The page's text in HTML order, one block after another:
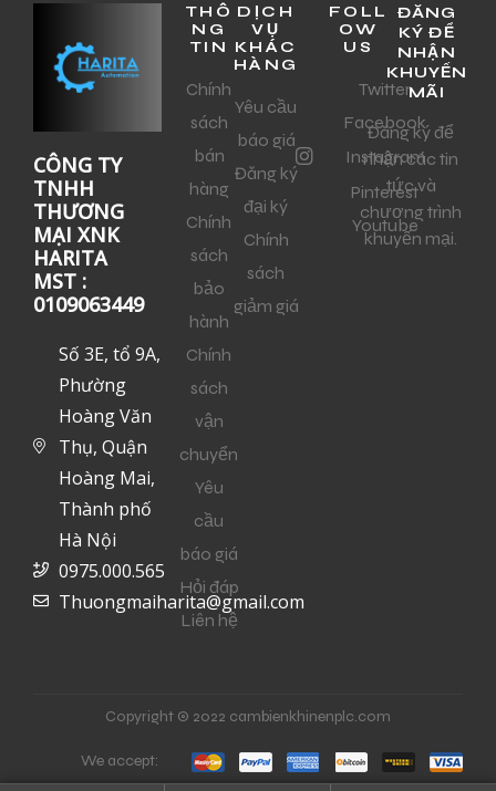
CÔNG TY
TNHH
THƯƠNG
MẠI XNK
HARITA
MST :
0109063449
Số 3E, tổ 9A,
Phường
Hoàng Văn
Thụ, Quận
Hoàng Mai,
Thành phố
Hà Nội
0975.000.565
Thuongmaiharita@gmail.com
THÔ
NG
TIN
Chính
sách
bán
hàng
Chính
sách
bảo
hành
Chính
sách
vận
chuyển
Yêu
cầu
báo giá
Hỏi đáp
Liên hệ
DỊCH
VỤ
KHÁC
HÀNG
Yêu cầu
báo giá
Đăng ký
đại ký
Chính
sách
giảm giá
FOLL
OW
US
Twitter
Facebook
Instagram
Pinterest
Youtube
ĐĂNG
KÝ ĐỂ
NHẬN
KHUYẾN
MÃI
Đăng ký để
nhận các tin
tức và
chương trình
khuyến mại.
Copyright © 2022 cambienkhinenplc.com
We accept: